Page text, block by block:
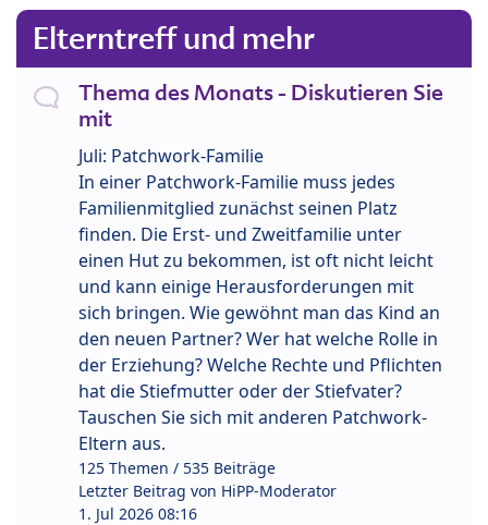
Elterntreff und mehr
Thema des Monats - Diskutieren Sie
mit
Juli: Patchwork-Familie
In einer Patchwork-Familie muss jedes
Familienmitglied zunächst seinen Platz
finden. Die Erst- und Zweitfamilie unter
einen Hut zu bekommen, ist oft nicht leicht
und kann einige Herausforderungen mit
sich bringen. Wie gewöhnt man das Kind an
den neuen Partner? Wer hat welche Rolle in
der Erziehung? Welche Rechte und Pflichten
hat die Stiefmutter oder der Stiefvater?
Tauschen Sie sich mit anderen Patchwork-
Eltern aus.
125 Themen / 535 Beiträge
Letzter Beitrag von HiPP-Moderator
1. Jul 2026 08:16